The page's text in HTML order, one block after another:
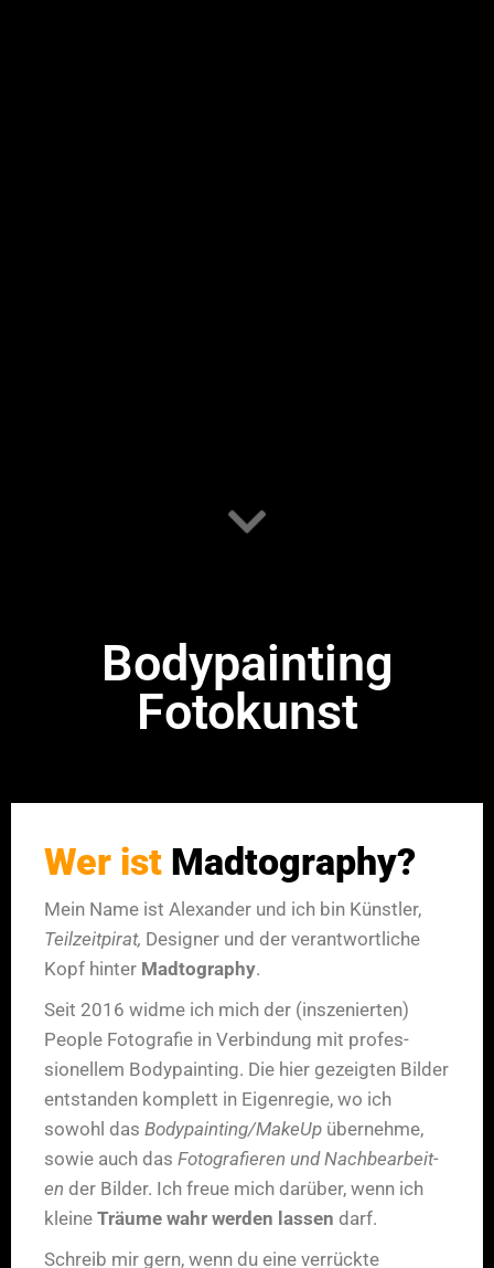
Bodypainting
Fotokunst
Wer ist Madtography?
Mein Name ist Alexan­der und ich bin Kün­stler,
Teilzeit­pi­rat, Design­er und der ver­ant­wortliche
Kopf hin­ter Mad­tog­ra­phy.
Seit 2016 widme ich mich der (insze­nierten)
Peo­ple Fotografie in Verbindung mit pro­fes­
sionellem Body­paint­ing. Die hier gezeigten Bilder
ent­standen kom­plett in Eigen­regie, wo ich
sowohl das Bodypainting/MakeUp übernehme,
sowie auch das Fotografieren und Nach­bear­beit­
en der Bilder. Ich freue mich darüber, wenn ich
kleine Träume wahr wer­den lassen darf.
Schreib mir gern, wenn du eine ver­rück­te